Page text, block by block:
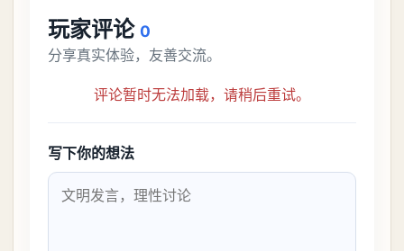
玩家评论 0
分享真实体验，友善交流。
评论暂时无法加载，请稍后重试。
写下你的想法